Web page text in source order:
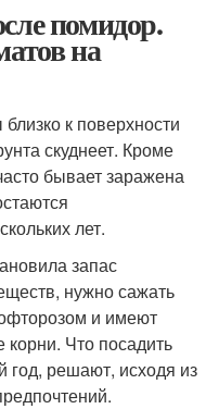
помидор.
на
к поверхности
скуднеет. Кроме
бывает заражена
лет.
запас
нужно сажать
и имеют
корни. Что посадить
решают, исходя из